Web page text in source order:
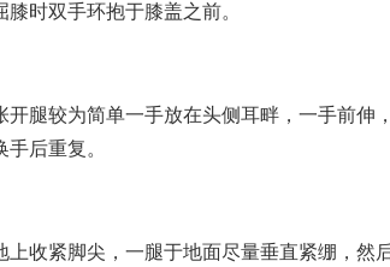
时双手环抱于膝盖之前。
腿较为简单一手放在头侧耳畔，一手前伸
后重复。
收紧脚尖，一腿于地面尽量垂直紧绷，然